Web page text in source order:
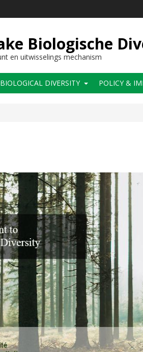
Biologische
en uitwisselings mechanism
DIVERSITY POLICY &